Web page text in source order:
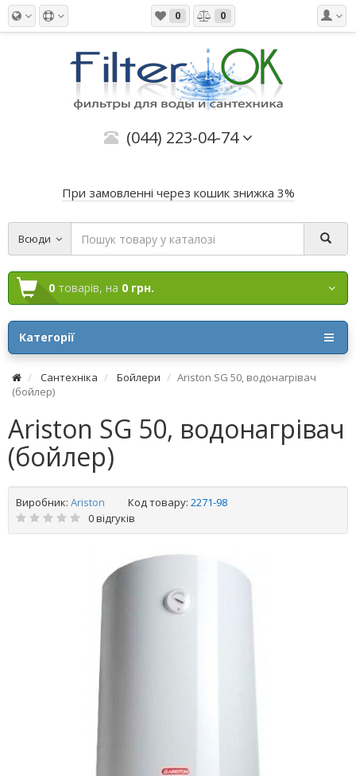
0 0
(044) 223-04-74
При замовленні через кошик знижка 3%
Всюди
0 товарів, на 0 грн.
Категорії
Сантехніка Бойлери
Ariston SG 50, водонагрівач
(бойлер)
Ariston SG 50, водонагрівач
(бойлер)
Виробник: Ariston Код товару: 2271-98
0 відгуків